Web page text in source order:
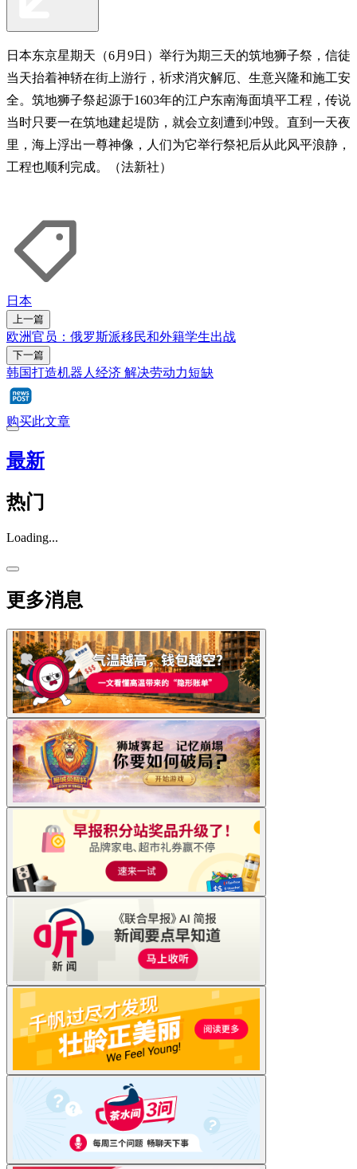
日本东京星期天（6月9日）举行为期三天的筑地狮子祭，信徒
当天抬着神轿在街上游行，祈求消灾解厄、生意兴隆和施工安
全。筑地狮子祭起源于1603年的江户东南海面填平工程，传说
当时只要一在筑地建起堤防，就会立刻遭到冲毁。直到一天夜
里，海上浮出一尊神像，人们为它举行祭祀后从此风平浪静，
工程也顺利完成。（法新社）
日本
上一篇
欧洲官员：俄罗斯派移民和外籍学生出战
下一篇
韩国打造机器人经济 解决劳动力短缺
购买此文章
最新
热门
Loading...
更多消息